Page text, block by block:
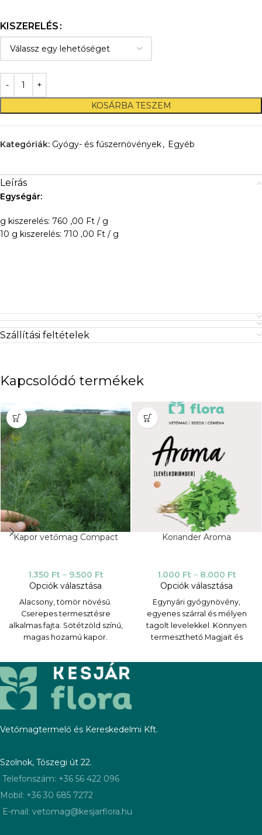
KISZERELÉS
KOSÁRBA TESZEM
Kategóriák: Gyógy- és fűszernövények, Egyéb
Leírás
Egységár:
g kiszerelés: 760 ,00 Ft / g
10 g kiszerelés: 710 ,00 Ft / g
Szállítási feltételek
Kapcsolódó termékek
Kapor vetőmag Compact
1.350 Ft – 9.500 Ft
Opciók választása
Alacsony, tömör növésű.
Cserepes termesztésre
alkalmas fajta. Sötétzöld színű,
magas hozamú kapor.
is, ahol valamivel alacsonyabb
lesz a hagyományos Hanák
szántóföldi fajtánál. Sötét
színével kiemelkedik kapraink
közül. A vegetációs időszak
számítva.
Vetés, kiültetés: 20-70 ezer
tő/ha
Kapor vetőmag
mennyisége: 30-100 kg/ha
Koriander Aroma
1.000 Ft – 8.000 Ft
Opciók választása
Egynyári gyógynövény,
egyenes szárral és mélyen
tagolt levelekkel. Könnyen
termeszthető.Magjait és
húsokhoz, levesekhez.
Vetőmagtermelő és Kereskedelmi Kft.
Szolnok, Tószegi út 22.
Telefonszám: +36 56 422 096
Mobil: +36 30 685 7272
E-mail: vetomag@kesjarflora.hu